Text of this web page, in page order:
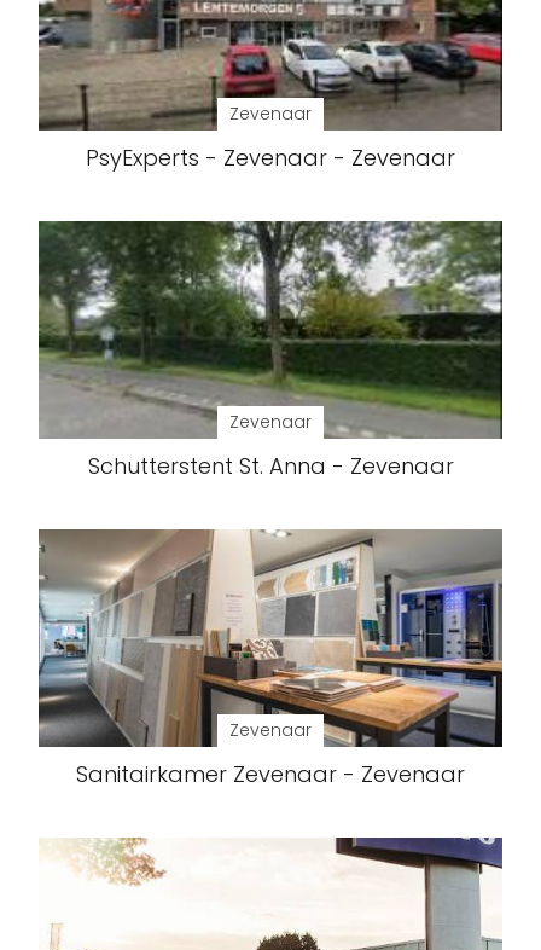
Zevenaar
PsyExperts - Zevenaar - Zevenaar
Zevenaar
Schutterstent St. Anna - Zevenaar
Zevenaar
Sanitairkamer Zevenaar - Zevenaar